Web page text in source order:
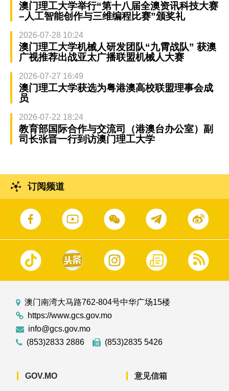
澳门理工大学举行“第十八届全澳资讯科技大赛
–人工智能创作与三维编程比赛”颁奖礼
2026-07-28 10:24
澳门理工大学机械人研发团队“九霄战队” 获澳
广视推荐出战亚太广播联盟机械人大赛
2026-07-27 16:49
澳门理工大学获选为粤港澳高校联盟理事会成
员
2026-07-22 18:24
教育部国际合作与交流司（港澳台办公室）副
司长张晋一行到访澳门理工大学
订阅频道
澳门南湾大马路762-804号中华广场15楼
https://www.gcs.gov.mo
info@gcs.gov.mo
(853)2833 2886
(853)2835 5426
GOV.MO 意见信箱